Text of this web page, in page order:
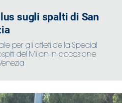
sugli spalti di San
per gli atleti della Special
del Milan in occasione